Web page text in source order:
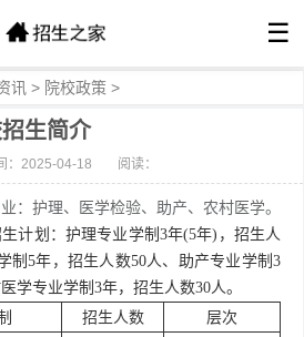
☰
讯 > 院校政策 >
生简介
：2025-04-18 阅读：
：护理、医学检验、助产、农村医学。
计划：护理专业学制3年(5年)，招生人
制5年，招生人数50人、助产专业学制3
学专业学制3年，招生人数30人。
招生人数
层次